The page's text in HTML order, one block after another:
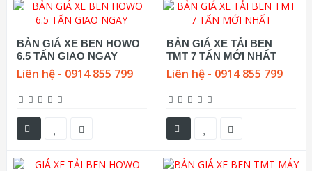
BẢN GIÁ XE BEN HOWO
6.5 TẤN GIAO NGAY
Liên hệ - 0914 855 799
BẢN GIÁ XE TẢI BEN
TMT 7 TẤN MỚI NHẤT
Liên hệ - 0914 855 799